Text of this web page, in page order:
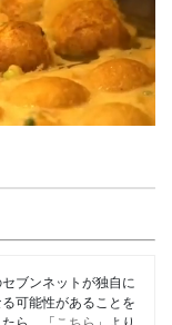
ブンネットが独自に
可能性があることを